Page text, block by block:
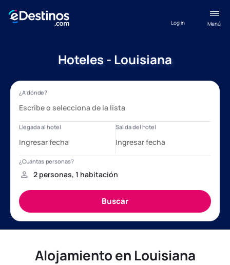
Menú
Log in
Hoteles - Louisiana
Alojamiento en Louisiana